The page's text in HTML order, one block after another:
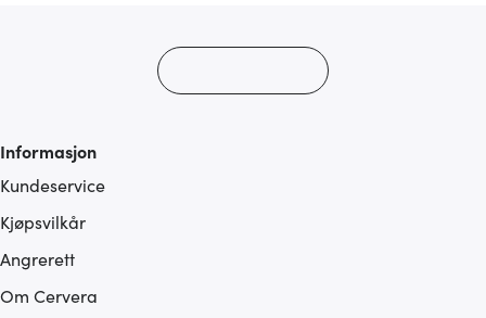
Informasjon
Kundeservice
Kjøpsvilkår
Angrerett
Om Cervera